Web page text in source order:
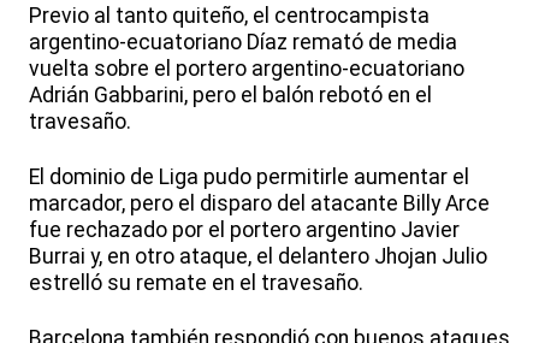
Previo al tanto quiteño, el centrocampista
argentino-ecuatoriano Díaz remató de media
vuelta sobre el portero argentino-ecuatoriano
Adrián Gabbarini, pero el balón rebotó en el
travesaño.
El dominio de Liga pudo permitirle aumentar el
marcador, pero el disparo del atacante Billy Arce
fue rechazado por el portero argentino Javier
Burrai y, en otro ataque, el delantero Jhojan Julio
estrelló su remate en el travesaño.